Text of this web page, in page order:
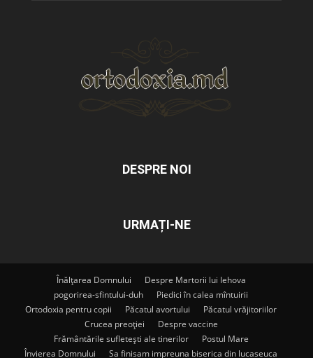
DESPRE NOI
URMAȚI-NE
Înălțarea Domnului
Despre Martorii lui Iehova
pogorirea-sfintului-duh
Piedici în calea mîntuirii
Ortodoxia pentru copii
Păcatul avortului
Păcatul vrăjitoriilor
Crucea preoției
Despre vaccine
Frământările sufletești ale tinerilor
Postul Mare
Învierea Domnului
Sa finisam impreuna biserica din lucaseuca